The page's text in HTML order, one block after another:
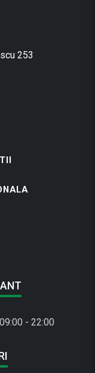
253
09:00 - 22:00